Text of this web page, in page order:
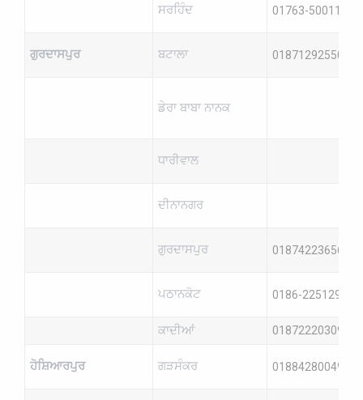
ਸਰਹਿੰਦ 01763-500118
ਗੁਰਦਾਸਪੁਰ ਬਟਾਲਾ 01871292550
ਡੇਰਾ ਬਾਬਾ ਨਾਨਕ
ਧਾਰੀਵਾਲ
ਦੀਨਾਨਗਰ
ਗੁਰਦਾਸਪੁਰ 01874223656
ਪਠਾਨਕੋਟ 0186-2251296
ਕਾਦੀਆਂ 01872220309
ਹੋਸ਼ਿਆਰਪੁਰ ਗੜਸੰਕਰ 01884280049